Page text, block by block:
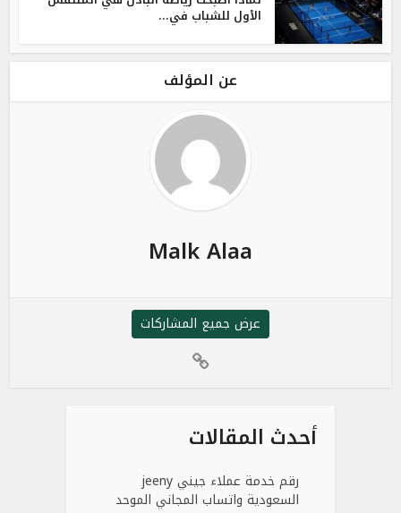
الأول للشباب في...
عن المؤلف
Malk Alaa
عرض جميع المشاركات
أحدث المقالات
رقم خدمة عملاء جيني jeeny
السعودية واتساب المجاني الموحد